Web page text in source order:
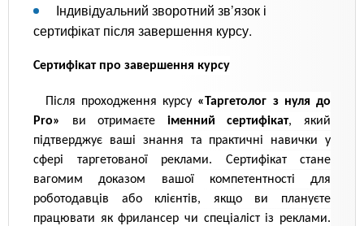
Індивідуальний зворотний зв’язок і
сертифікат після завершення курсу.
Сертифікат про завершення курсу
Після проходження курсу «Таргетолог з нуля до
Pro»
ви отримаєте іменний сертифікат, який
підтверджує ваші знання та практичні навички у
сфері таргетованої реклами. Сертифікат стане
вагомим доказом вашої компетентності для
роботодавців або клієнтів, якщо ви плануєте
працювати як фрилансер чи спеціаліст із реклами.